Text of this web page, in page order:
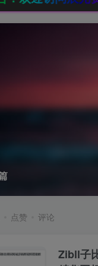
点赞 评论
Zibll子